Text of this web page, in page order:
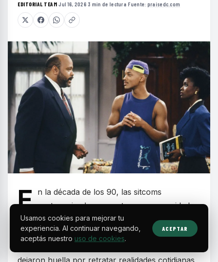
EDITORIAL TEAM·Jul 16, 2026·3 min de lectura·Fuente: praisedc.com
E n la década de los 90, las sitcoms
protagonizadas por actores y comunidades
negras se consolidaron como un fenómeno
cultural que combinó humor, valores familiares y
Usamos cookies para mejorar tu
experiencia. Al continuar navegando,
aceptás nuestro uso de cookies.
ACEPTAR